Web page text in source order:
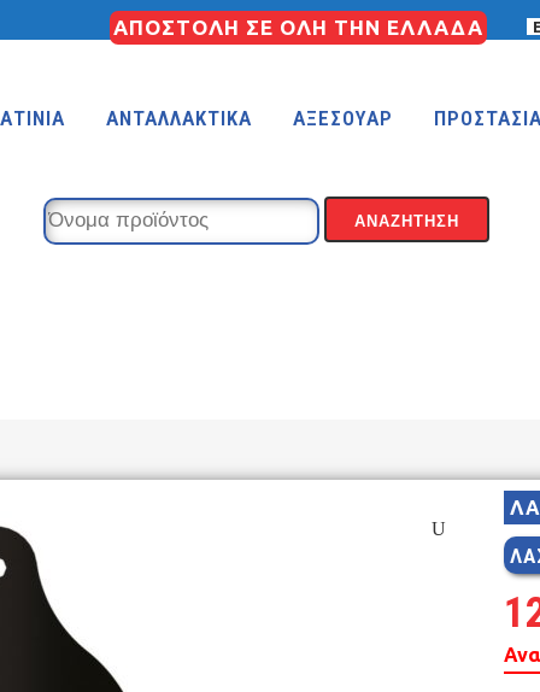
ΑΠΟΣΤΟΛΗ ΣΕ ΟΛΗ ΤΗΝ ΕΛΛΑΔΑ
20″-26″
ΑΝΤΑΛΛΑΚΤΙΚΑ ΑΞΕΣΟΥΑΡ ΠΡΟΣΤΑΣΙΑ